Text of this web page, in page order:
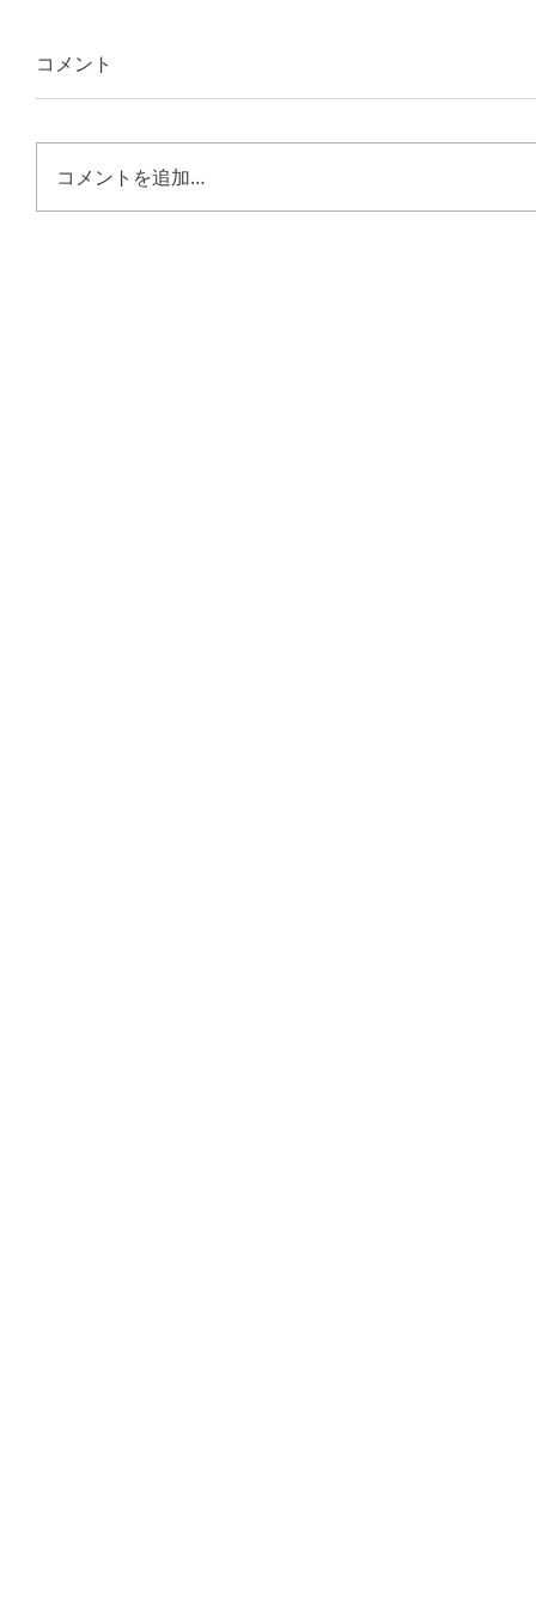
コメント
コメントを追加…